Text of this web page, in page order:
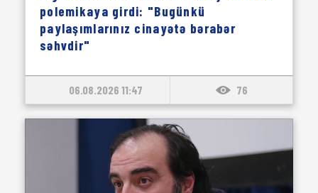
polemikaya girdi: "Bugünkü
paylaşımlarınız cinayətə bərabər
səhvdir"
06.08.2026 11:47 76